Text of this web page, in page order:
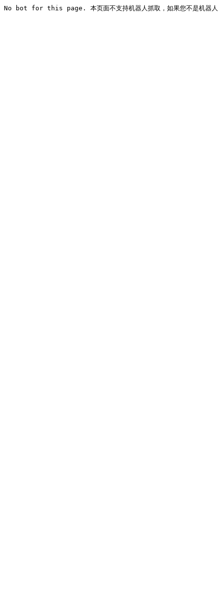
No bot for this page. 本页面不支持机器人抓取，如果您不是机器人，